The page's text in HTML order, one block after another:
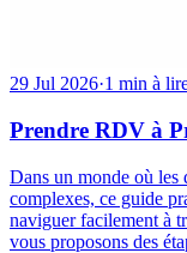
29 Jul 2026·1 min à
Prendre RDV à
Dans un monde où les
complexes, ce guide
naviguer facilement à
vous proposons des